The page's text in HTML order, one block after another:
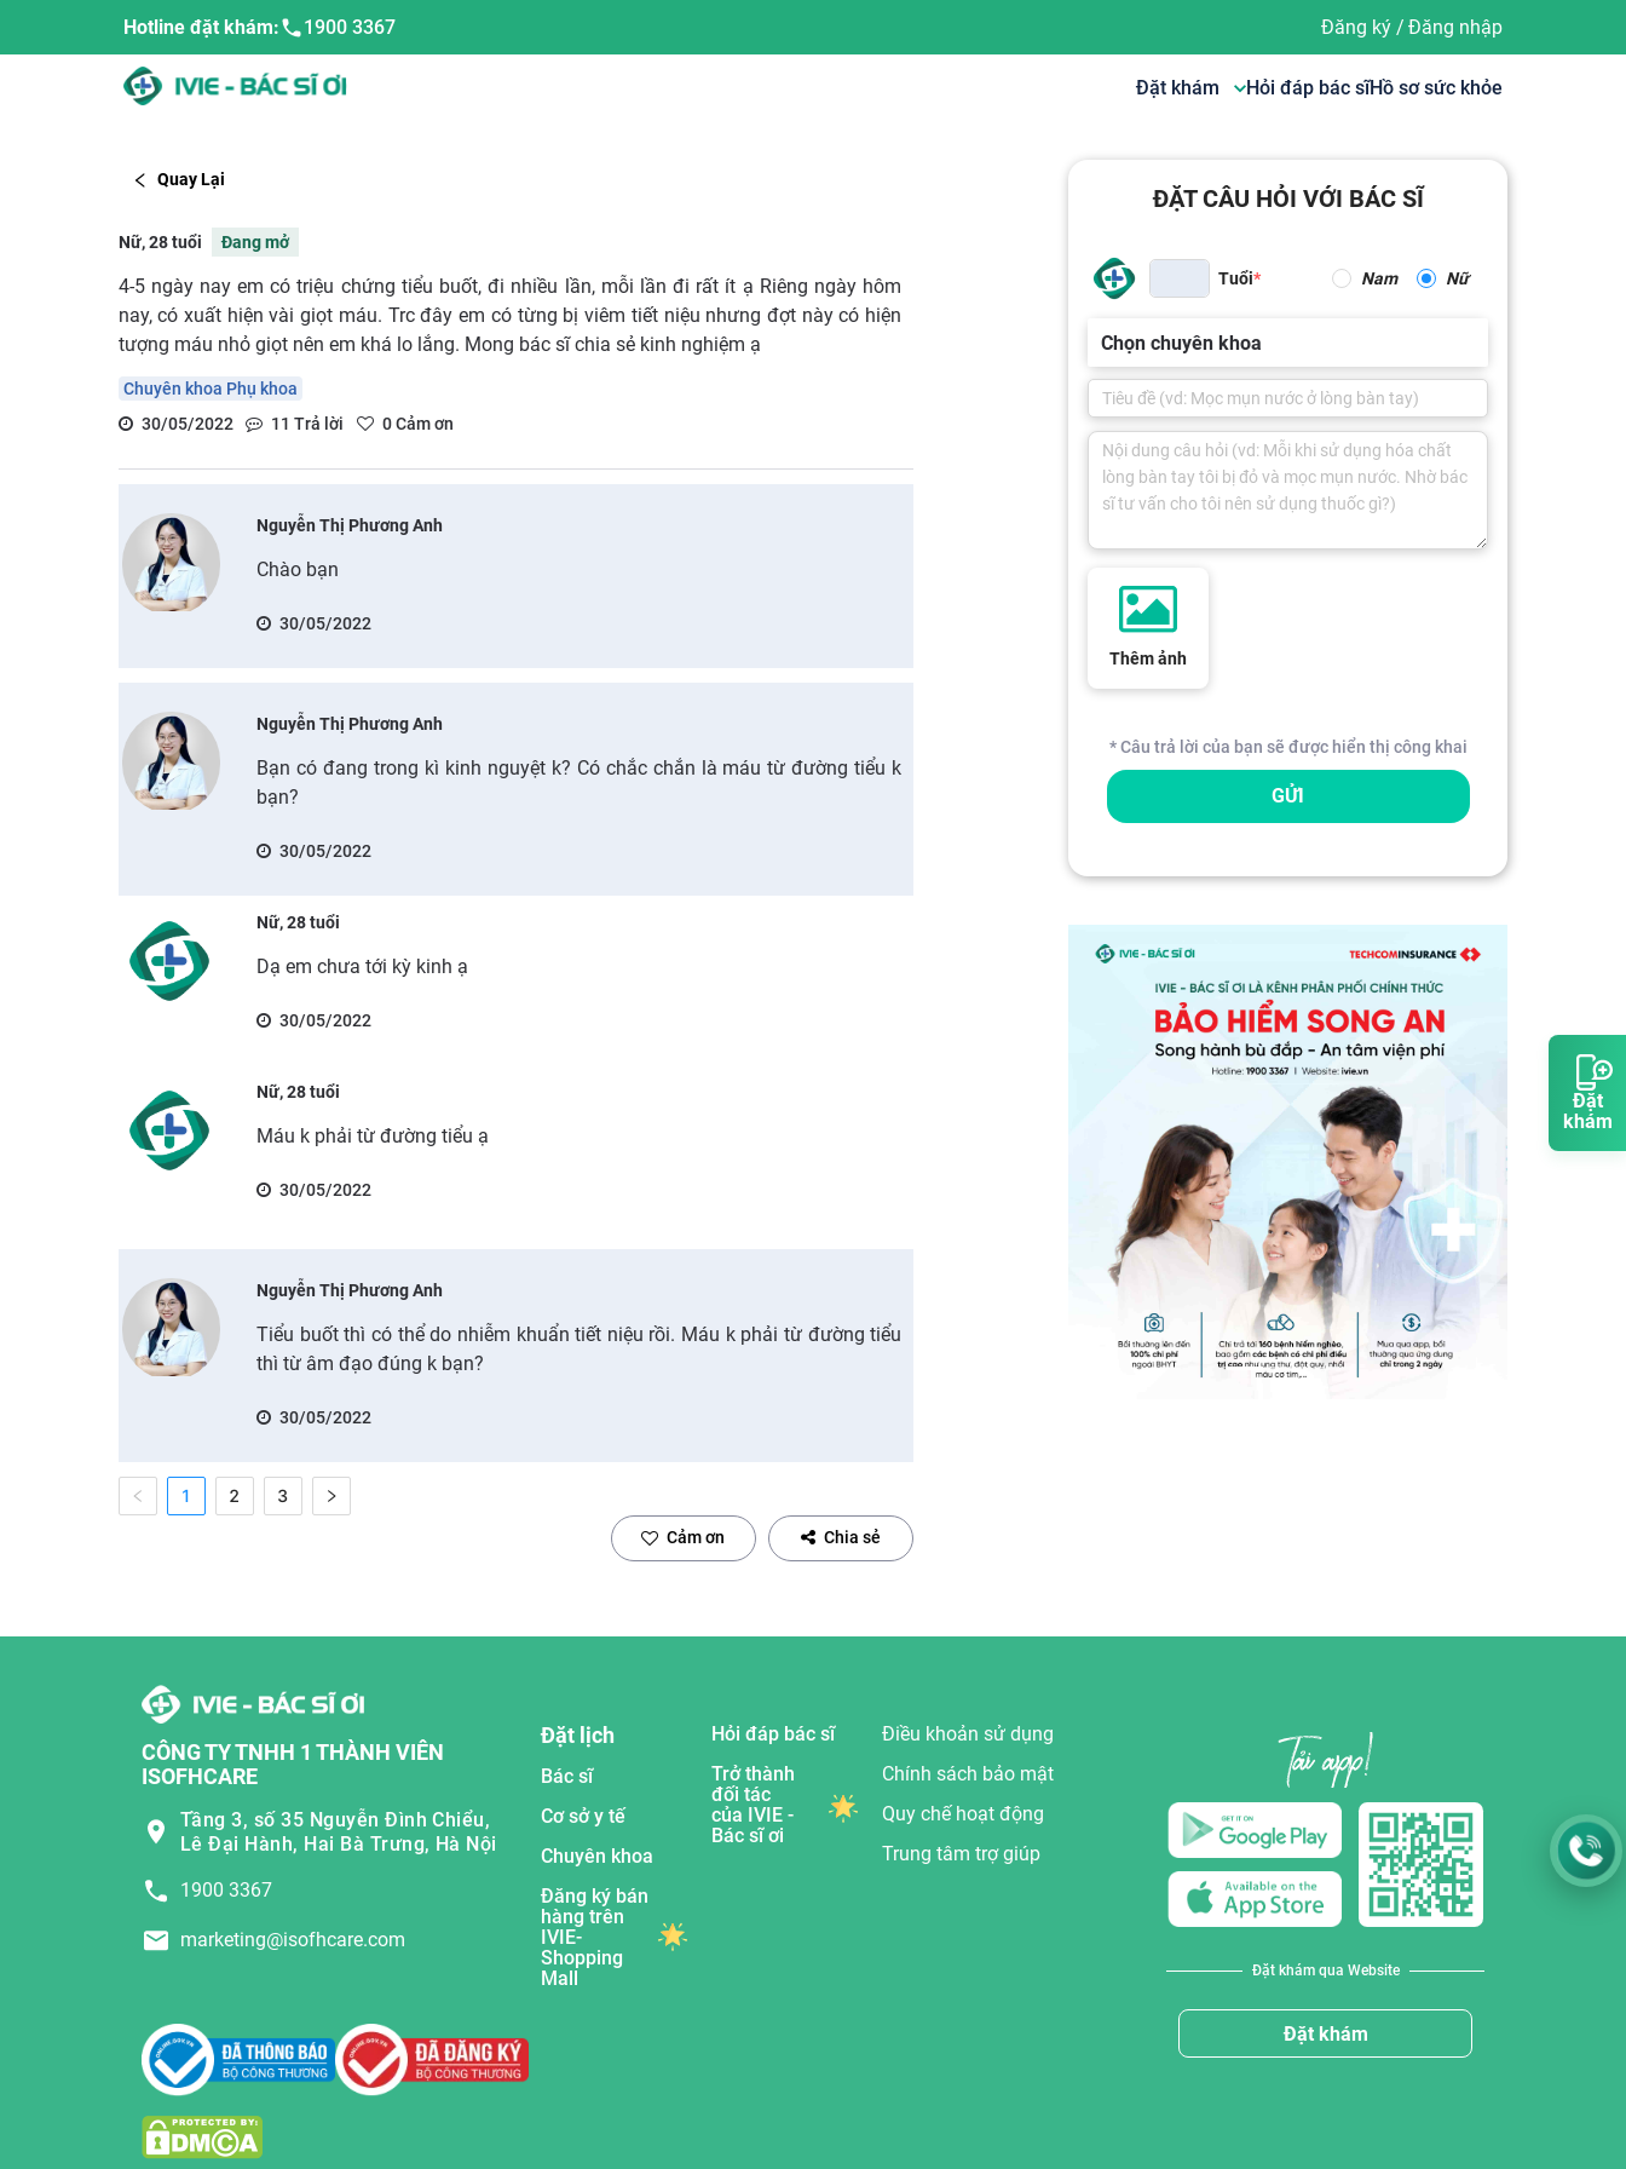
Đặt
khám
Hotline đặt khám: 1900 3367 Đăng ký/ Đăng nhập
Đặt khám Hỏi đáp bác sĩHồ sơ sức khỏe
Quay Lại
Nữ, 28 tuổi Đang mở
4-5 ngày nay em có triệu chứng tiểu buốt, đi nhiều lần, mỗi lần đi rất ít ạ Riêng ngày hôm
nay, có xuất hiện vài giọt máu. Trc đây em có từng bị viêm tiết niệu nhưng đợt này có hiện
tượng máu nhỏ giọt nên em khá lo lắng. Mong bác sĩ chia sẻ kinh nghiệm ạ
Chuyên khoa Phụ khoa
30/05/2022
11 Trả lời 0Cảm ơn
Nguyễn Thị Phương Anh
Chào bạn
30/05/2022
Nguyễn Thị Phương Anh
Bạn có đang trong kì kinh nguyệt k? Có chắc chắn là máu từ đường tiểu k
bạn?
30/05/2022
Nữ, 28 tuổi
Dạ em chưa tới kỳ kinh ạ
30/05/2022
Nữ, 28 tuổi
Máu k phải từ đường tiểu ạ
30/05/2022
Nguyễn Thị Phương Anh
Tiểu buốt thì có thể do nhiễm khuẩn tiết niệu rồi. Máu k phải từ đường tiểu
thì từ âm đạo đúng k bạn?
30/05/2022
1 2 3
Cảm ơn Chia sẻ
ĐẶT CÂU HỎI VỚI BÁC SĨ
Tuổi Nam Nữ
Chọn chuyên khoa
Thêm ảnh
* Câu trả lời của bạn sẽ được hiển thị công khai
GỬI
CÔNG TY TNHH 1 THÀNH VIÊN
ISOFHCARE
Tầng 3, số 35 Nguyễn Đình Chiểu,
Lê Đại Hành, Hai Bà Trưng, Hà Nội
1900 3367
marketing@isofhcare.com
Đặt lịch
Bác sĩ
Cơ sở y tế
Chuyên khoa
Đăng ký bán
hàng trên
IVIE-
Shopping
Mall
Hỏi đáp bác sĩ
Trở thành
đối tác
của IVIE -
Bác sĩ ơi
Điều khoản sử dụng
Chính sách bảo mật
Quy chế hoạt động
Trung tâm trợ giúp
Đặt khám qua Website
Đặt khám